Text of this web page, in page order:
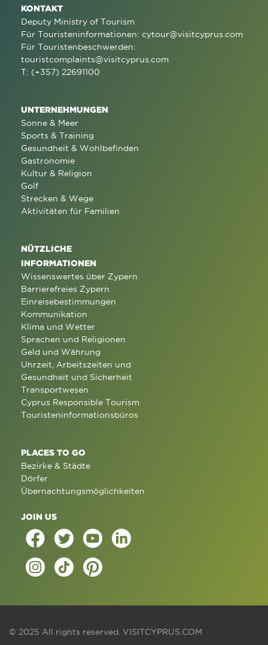
KONTAKT
Deputy Ministry of Tourism
Für Touristeninformationen: cytour@visitcyprus.com
Für Touristenbeschwerden:
touristcomplaints@visitcyprus.com
T: (+357) 22691100
UNTERNEHMUNGEN
Sonne & Meer
Sports & Training
Gesundheit & Wohlbefinden
Gastronomie
Kultur & Religion
Golf
Strecken & Wege
Aktivitäten für Familien
NÜTZLICHE
INFORMATIONEN
Wissenswertes über Zypern
Barrierefreies Zypern
Einreisebestimmungen
Kommunikation
Klima und Wetter
Sprachen und Religionen
Geld und Währung
Uhrzeit, Arbeitszeiten und
Gesundheit und Sicherheit
Transportwesen
Cyprus Responsible Tourism
Touristeninformationsbüros
PLACES TO GO
Bezirke & Städte
Dörfer
Übernachtungsmöglichkeiten
JOIN US
© 2025 All rights reserved. VISITCYPRUS.COM